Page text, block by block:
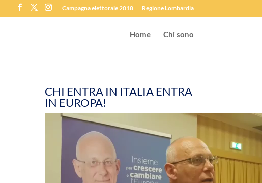
Campagna elettorale 2018 Regione Lombardia
Home Chi sono
CHI ENTRA IN ITALIA ENTRA
IN EUROPA!